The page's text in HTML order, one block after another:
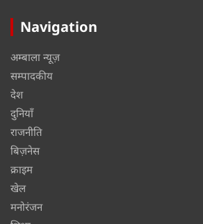
Navigation
अम्बाला न्यूज़
सम्पादकीय
देश
दुनियाँ
राजनीति
बिज़नेस
क्राइम
खेल
मनोरंजन